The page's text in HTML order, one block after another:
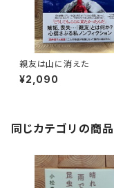
親友は山に消えた
¥2,090
同じカテゴリの商品